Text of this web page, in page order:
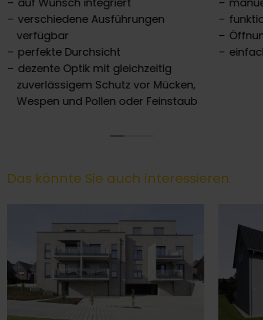
verschiedene Ausführungen
verfügbar
perfekte Durchsicht
dezente Optik mit gleichzeitig
zuverlässigem Schutz vor Mücken,
Wespen und Pollen oder Feinstaub
Das könnte Sie auch interessieren